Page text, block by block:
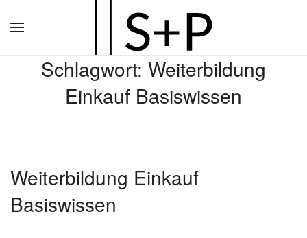
Hauptinhalt
springen
Schlagwort: Weiterbildung
Einkauf Basiswissen
Weiterbildung Einkauf
Basiswissen